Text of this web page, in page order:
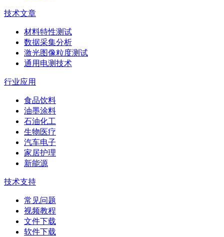
技术文章
材料特性测试
数据采集分析
激光图像粒度测试
通用电测技术
行业应用
食品饮料
油墨涂料
石油化工
生物医疗
汽车电子
家居护理
新能源
技术支持
常见问题
视频教程
文件下载
软件下载